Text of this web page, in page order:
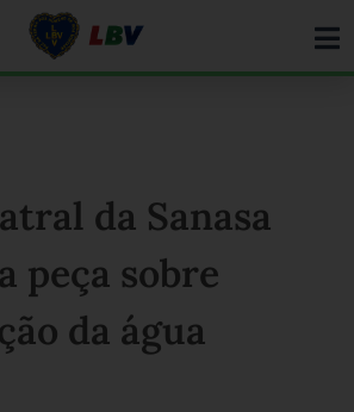
da Sanasa
peça sobre
da água